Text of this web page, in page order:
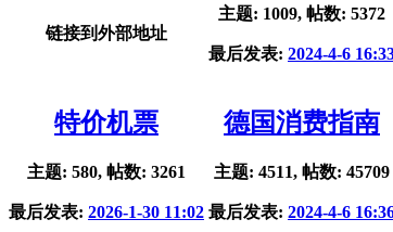
链接到外部地址
主题: 1009, 帖数: 5372
最后发表: 2024-4-6
特价机票
主题: 580, 帖数: 3261
最后发表: 2026-1-30 11:02
德国消费指南
主题: 4511, 帖数: 45709
最后发表: 2024-4-6